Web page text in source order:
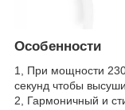
Особенности
1, При мощности 230
секунд чтобы
2, Гармоничный и